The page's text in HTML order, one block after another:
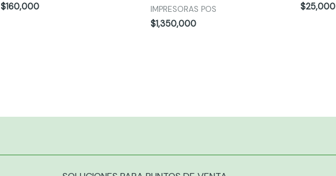
$160,000 IMPRESORAS POS
$1,350,000
$25,000